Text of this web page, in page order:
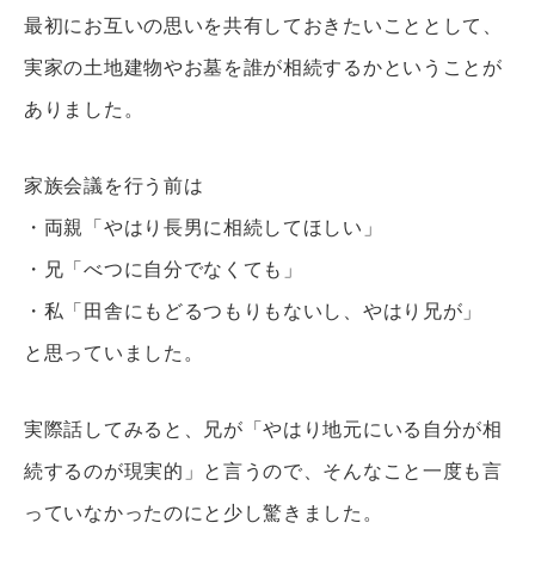
最初にお互いの思いを共有しておきたいこととして、
実家の土地建物やお墓を誰が相続するかということが
ありました。
家族会議を行う前は
・両親「やはり長男に相続してほしい」
・兄「べつに自分でなくても」
・私「田舎にもどるつもりもないし、やはり兄が」
と思っていました。
実際話してみると、兄が「やはり地元にいる自分が相
続するのが現実的」と言うので、そんなこと一度も言
っていなかったのにと少し驚きました。